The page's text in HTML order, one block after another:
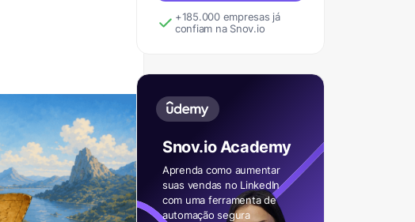
+185.000 empresas já
confiam na Snov.io
Snov.io Academy
Aprenda como aumentar
suas vendas no LinkedIn
com uma ferramenta de
automação segura